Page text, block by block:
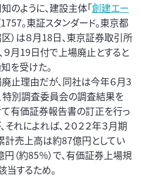
のように、建設主体「創建エー
1757。東証スタンダード。東京都
）は８月18日、東京証券取引所
９月19日付で上場廃止とすると
を受けた。
止理由だが、同社は今年６月3
特別調査委員会の調査結果を
有価証券報告書の訂正を行っ
それによれば、２０２２年３月期
計売上高は約87億円としてい
（約85％）で、有価証券上場規
当するため。